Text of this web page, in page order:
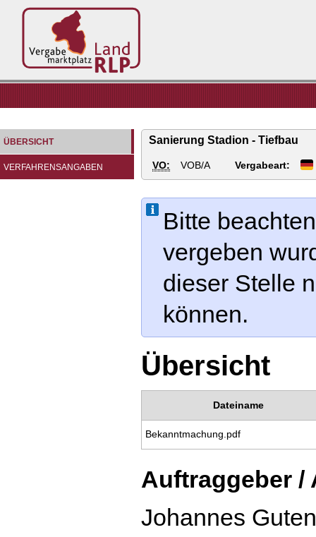
Vergabemarktplatz
Land
ÜBERSICHT
VERFAHRENSANGABEN
Sanierung Stadion - Tiefbau
VO: VOB/A Vergabeart:
Bitte
vergeben
dieser Stelle
können.
Übersicht
Dateiname
Bekanntmachung.pdf
Auftraggeber /
Johannes